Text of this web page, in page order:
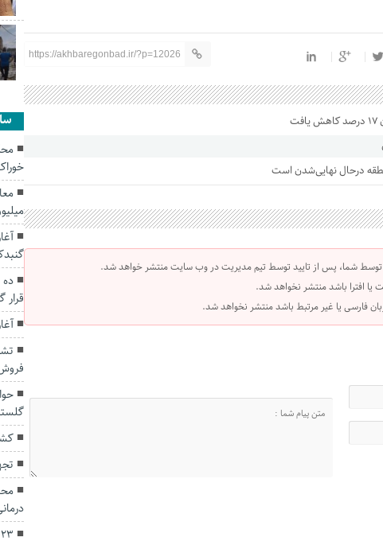
https://akhbaregonbad.ir/?p=12026
درحال نهایی‌شدن است
توسط شما، پس از تایید توسط تیم مدیریت در وب سایت منتشر خواهد شد.
یا افترا باشد منتشر نخواهد شد.
فارسی یا غیر مرتبط باشد منتشر نخواهد شد.
قرار
آغاز
کشف 7
۲۳ هکتار از اراضی ملی در مراوه تپه رفع تصرف شد.